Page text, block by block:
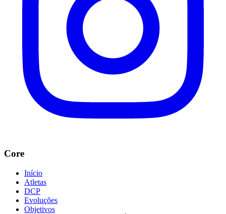
Core
Início
Atletas
DCP
Evoluções
Objetivos